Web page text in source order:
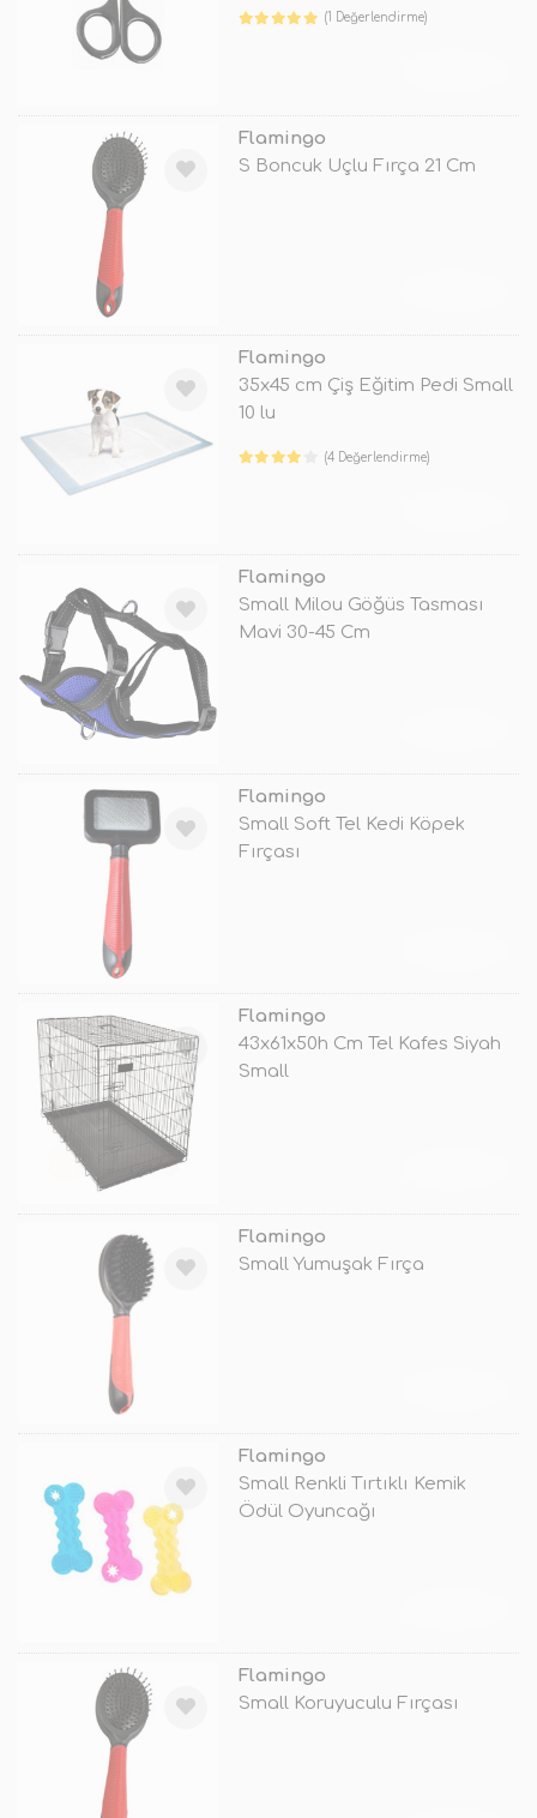
(1 Değerlendirme)
Flamingo
S Boncuk Uçlu Fırça 21 Cm
Flamingo
35x45 cm Çiş Eğitim Pedi Small
10 lu
(4 Değerlendirme)
Flamingo
Small Milou Göğüs Tasması
Mavi 30-45 Cm
Flamingo
Small Soft Tel Kedi Köpek
Fırçası
Flamingo
43x61x50h Cm Tel Kafes Siyah
Small
Flamingo
Small Yumuşak Fırça
Flamingo
Small Renkli Tırtıklı Kemik
Ödül Oyuncağı
Flamingo
Small Koruyuculu Fırçası